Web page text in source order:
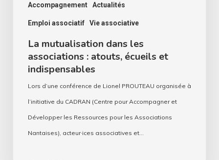
Accompagnement Actualités
Emploi associatif Vie associative
indispensables
La mutualisation dans les
associations : atouts, écueils et
indispensables
Lors d’une conférence de Lionel PROUTEAU organisée à
l’initiative du CADRAN (Centre pour Accompagner et
Développer les Ressources pour les Associations
Nantaises), acteur·ices associatives et…